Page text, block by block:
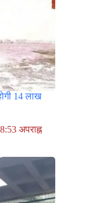
14 लाख
अपराह्न